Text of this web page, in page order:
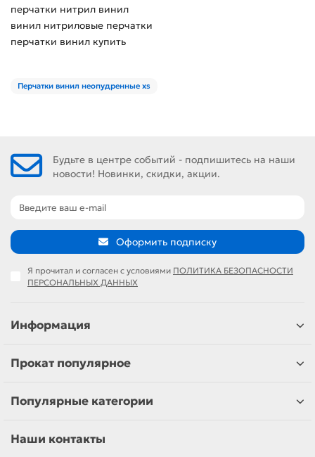
перчатки нитрил винил
винил нитриловые перчатки
перчатки винил купить
Перчатки винил неопудренные xs
Будьте в центре событий - подпишитесь на наши
новости! Новинки, скидки, акции.
Оформить подписку
Я прочитал и согласен с условиями ПОЛИТИКА БЕЗОПАСНОСТИ
ПЕРСОНАЛЬНЫХ ДАННЫХ
Информация
Прокат популярное
Популярные категории
Наши контакты